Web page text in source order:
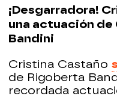
¡Desgarradora!
una actuación de
Bandini
Cristina Castaño
de Rigoberta
recordada